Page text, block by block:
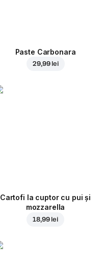
Paste Carbonara
29,99 lei
Cartofi la cuptor cu pui și
mozzarella
18,99 lei